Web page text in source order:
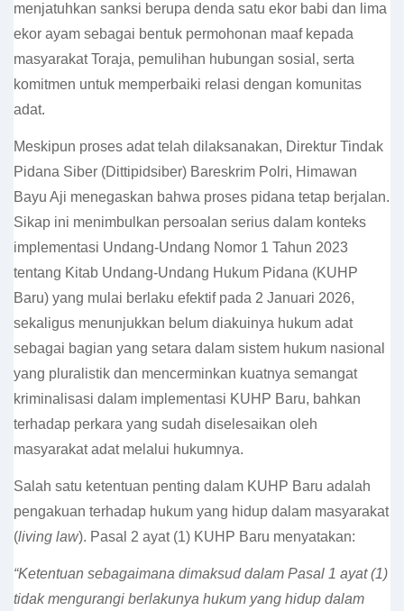
menjatuhkan sanksi berupa denda satu ekor babi dan lima
ekor ayam sebagai bentuk permohonan maaf kepada
masyarakat Toraja, pemulihan hubungan sosial, serta
komitmen untuk memperbaiki relasi dengan komunitas
adat.
Meskipun proses adat telah dilaksanakan, Direktur Tindak
Pidana Siber (Dittipidsiber) Bareskrim Polri, Himawan
Bayu Aji menegaskan bahwa proses pidana tetap berjalan.
Sikap ini menimbulkan persoalan serius dalam konteks
implementasi Undang-Undang Nomor 1 Tahun 2023
tentang Kitab Undang-Undang Hukum Pidana (KUHP
Baru) yang mulai berlaku efektif pada 2 Januari 2026,
sekaligus menunjukkan belum diakuinya hukum adat
sebagai bagian yang setara dalam sistem hukum nasional
yang pluralistik dan mencerminkan kuatnya semangat
kriminalisasi dalam implementasi KUHP Baru, bahkan
terhadap perkara yang sudah diselesaikan oleh
masyarakat adat melalui hukumnya.
Salah satu ketentuan penting dalam KUHP Baru adalah
pengakuan terhadap hukum yang hidup dalam masyarakat
(living law). Pasal 2 ayat (1) KUHP Baru menyatakan:
“Ketentuan sebagaimana dimaksud dalam Pasal 1 ayat (1)
tidak mengurangi berlakunya hukum yang hidup dalam